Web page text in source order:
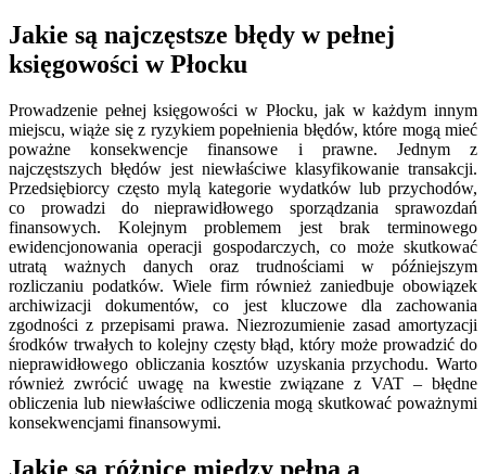
Jakie są najczęstsze błędy w pełnej
księgowości w Płocku
Prowadzenie pełnej księgowości w Płocku, jak w każdym innym
miejscu, wiąże się z ryzykiem popełnienia błędów, które mogą mieć
poważne konsekwencje finansowe i prawne. Jednym z
najczęstszych błędów jest niewłaściwe klasyfikowanie transakcji.
Przedsiębiorcy często mylą kategorie wydatków lub przychodów,
co prowadzi do nieprawidłowego sporządzania sprawozdań
finansowych. Kolejnym problemem jest brak terminowego
ewidencjonowania operacji gospodarczych, co może skutkować
utratą ważnych danych oraz trudnościami w późniejszym
rozliczaniu podatków. Wiele firm również zaniedbuje obowiązek
archiwizacji dokumentów, co jest kluczowe dla zachowania
zgodności z przepisami prawa. Niezrozumienie zasad amortyzacji
środków trwałych to kolejny częsty błąd, który może prowadzić do
nieprawidłowego obliczania kosztów uzyskania przychodu. Warto
również zwrócić uwagę na kwestie związane z VAT – błędne
obliczenia lub niewłaściwe odliczenia mogą skutkować poważnymi
konsekwencjami finansowymi.